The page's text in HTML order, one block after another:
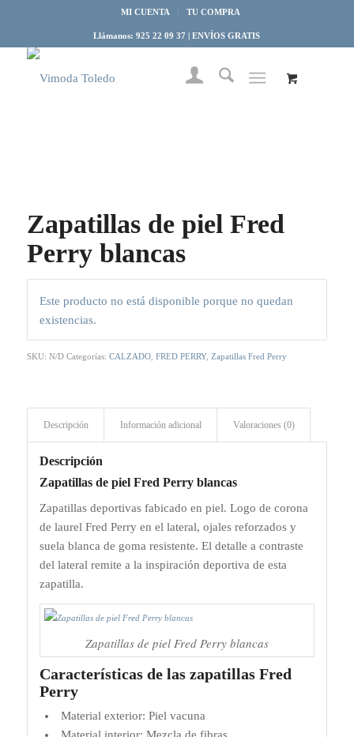
MI CUENTA TU COMPRA
Llámanos: 925 22 09 37 | ENVÍOS GRATIS
Zapatillas de piel Fred
Perry blancas
Este producto no está disponible porque no quedan
existencias.
SKU: N/D Categorías: CALZADO, FRED PERRY, Zapatillas Fred Perry
Descripción Información adicional Valoraciones (0)
Descripción
Zapatillas de piel Fred Perry blancas
Zapatillas deportivas fabicado en piel. Logo de corona
de laurel Fred Perry en el lateral, ojales reforzados y
suela blanca de goma resistente. El detalle a contraste
del lateral remite a la inspiración deportiva de esta
zapatilla.
Zapatillas de piel Fred Perry blancas
Características de las zapatillas Fred
Perry
Material exterior: Piel vacuna